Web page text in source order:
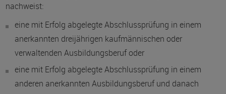
nachweist:
eine mit Erfolg abgelegte Abschlussprüfung in einem
anerkannten dreijährigen kaufmännischen oder
verwaltenden Ausbildungsberuf oder
eine mit Erfolg abgelegte Abschlussprüfung in einem
anderen anerkannten Ausbildungsberuf und danach